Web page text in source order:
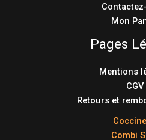
Mon
Pages
Mentions
CGV
Retours et
Combi